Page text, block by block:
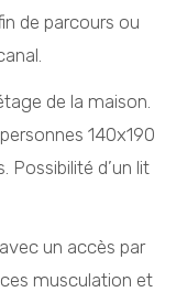
de parcours ou
de la maison.
140x190
Possibilité d’un lit
un accès par
musculation et